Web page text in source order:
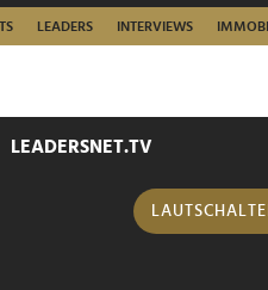
LEADERS INTERVIEWS
SUCHEN
LEADERSNET.TV